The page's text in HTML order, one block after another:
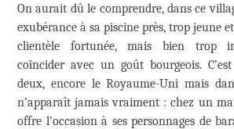
On aurait dû le comprendre, dans ce
exubérance à sa piscine près, trop jeune
clientèle fortunée, mais bien trop
coïncider avec un goût bourgeois.
deux, encore le Royaume-Uni mais
n’apparaît jamais vraiment : chez un
offre l’occasion à ses personnages de